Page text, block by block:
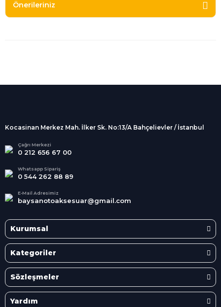
Önerileriniz
Alışveriş
kargolanmaktadır.
Tüm Kredi Kartlarına taksit
seçenekleri
Kocasinan Merkez Mah. İlker Sk. No:13/A Bahçelievler / İstanbul
Çağrı Merkezi
0 212 656 67 00
Whatsapp Sipariş
0 544 262 88 89
E-Mail Adresimiz
baysanotoaksesuar@gmail.com
Kurumsal
Kategoriler
Sözleşmeler
Yardım